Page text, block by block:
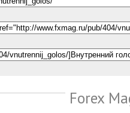
Forex